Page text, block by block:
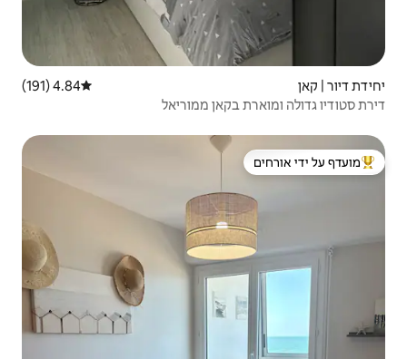
ממוריאל
ידי אורחים